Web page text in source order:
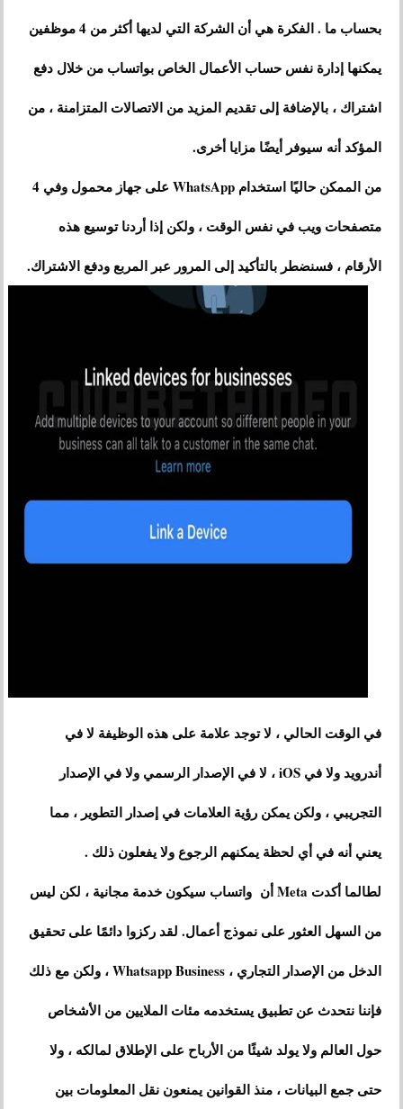
بحساب ما . الفكرة هي أن الشركة التي لديها أكثر من 4 موظفين
يمكنها إدارة نفس حساب الأعمال الخاص بواتساب من خلال دفع
اشتراك ، بالإضافة إلى تقديم المزيد من الاتصالات المتزامنة ، من
المؤكد أنه سيوفر أيضًا مزايا أخرى.
من الممكن حاليًا استخدام WhatsApp على جهاز محمول وفي 4
متصفحات ويب في نفس الوقت ، ولكن إذا أردنا توسيع هذه
الأرقام ، فسنضطر بالتأكيد إلى المرور عبر المربع ودفع الاشتراك.
في الوقت الحالي ، لا توجد علامة على هذه الوظيفة لا في
أندرويد ولا في iOS ، لا في الإصدار الرسمي ولا في الإصدار
التجريبي ، ولكن يمكن رؤية العلامات في إصدار التطوير ، مما
يعني أنه في أي لحظة يمكنهم الرجوع ولا يفعلون ذلك .
لطالما أكدت Meta أن واتساب سيكون خدمة مجانية ، لكن ليس
من السهل العثور على نموذج أعمال. لقد ركزوا دائمًا على تحقيق
الدخل من الإصدار التجاري ، Whatsapp Business ، ولكن مع ذلك
فإننا نتحدث عن تطبيق يستخدمه مئات الملايين من الأشخاص
حول العالم ولا يولد شيئًا من الأرباح على الإطلاق لمالكه ، ولا
حتى جمع البيانات ، منذ القوانين يمنعون نقل المعلومات بين